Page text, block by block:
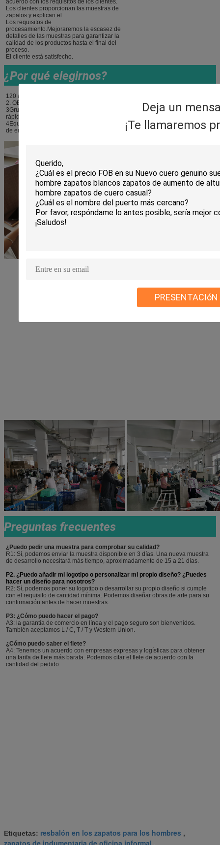
Deja un
¡Te llamaremos
PRESENTACIóN
acuerdo con los requisitos de los clientes.
Los clientes proporcionan las muestras de
zapatos y explican el
Los requisitos de
procesamiento.Mejoraremos la escasez de
detalles de las muestras para garantizar la
calidad de los productos hasta el final del
proceso.
El cliente está satisfecho.
¿Por qué elegirnos?
120 años de experiencia como proveedor profesional de calzado
2. OEM y ODM. Diseñadores experimentados para diseños a medida
3Grupo de muestras profesionales para apoyar el servicio de muestras
rápidas
4Equipo de control de calidad, 100% inspeccionar todos los productos antes
de empacar
Preguntas frecuentes
¿Puedo pedir una muestra para comprobar su calidad?
R1: Sí, podemos enviar la muestra disponible en 3 días. Una nueva muestra
de desarrollo necesitará más tiempo, aproximadamente de 15 a 21 días.
P2. ¿Puedo añadir mi logotipo o personalizar mi propio diseño? ¿Puedes
hacer un diseño para nosotros?
R2: Sí, podemos poner su logotipo o desarrollar su propio diseño si cumple
con el requisito de cantidad mínima. Podemos diseñar obras de arte para su
confirmación antes de hacer muestras.
P3: ¿Cómo puedo hacer el pago?
A3: la garantía de comercio en línea y el pago seguro son bienvenidos.
También aceptamos L / C, T / T y Western Union.
¿Cómo puedo saber el flete?
A4: Tenemos un acuerdo con empresas expresas y logísticas para obtener
una tarifa de flete más barata. Podemos citar el flete de acuerdo con la
cantidad del pedido.
Etiquetas: resbalón en los zapatos para los hombres ,